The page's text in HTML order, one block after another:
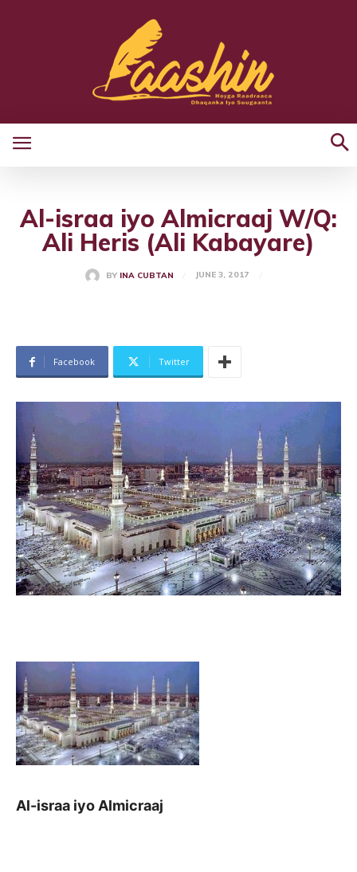
Al-israa iyo Almicraaj W/Q:
Ali Heris (Ali Kabayare)
BY INA CUBTAN JUNE 3, 2017
Facebook Twitter
Al-israa iyo Almicraaj